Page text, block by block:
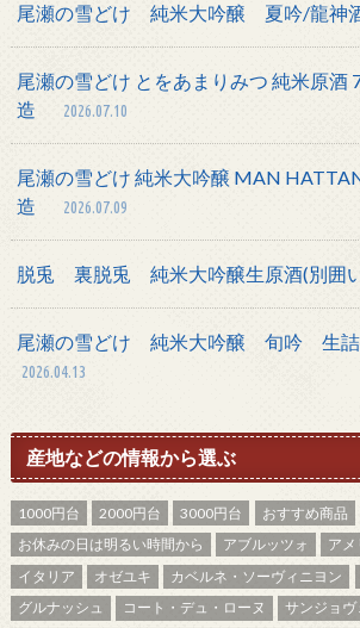
尾瀬の雪どけ 純米大吟醸 夏吟/龍神
尾瀬の雪どけ とをあまりみつ 純米原酒
造
2026.07.10
尾瀬の雪どけ 純米大吟醸 MAN
造
2026.07.09
脱兎 裏脱兎 純米大吟醸生原酒(別囲
尾瀬の雪どけ 純米大吟醸 旬吟 生
2026.04.13
産地などの情報から選ぶ
1000円台 2000円台 3000円台
おすすめ商品
お休みの日は明るい時間から
アブルッツォ
ア
イタリア
オゼユキ カベルネ・ソーヴィニヨン
グルナッシュ
コート・デュ・ローヌ サンジョ